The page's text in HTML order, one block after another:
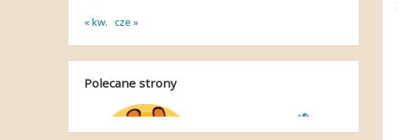
« kw. cze »
Polecane strony